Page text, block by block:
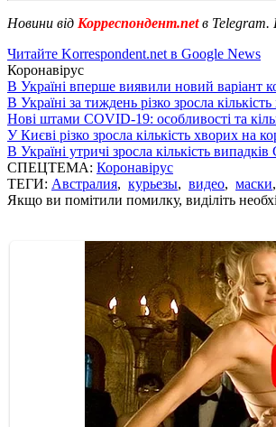
Новини від Корреспондент.netв Telegram.
Читайте Korrespondent.net в Google News
Коронавірус
В Україні вперше виявили новий варіант
В Україні за тиждень різко зросла
Нові штами COVID-19: особливості та
У Києві різко зросла кількість хворих на
В Україні утричі зросла кількість
СПЕЦТЕМА: Коронавірус
ТЕГИ: Австралия, курьезы, видео, маски,
Якщо ви помітили помилку, виділіть